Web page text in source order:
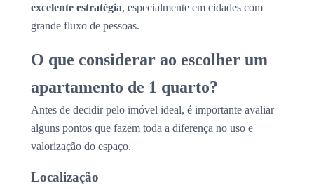
excelente estratégia, especialmente em cidades com
grande fluxo de pessoas.
O que considerar ao escolher um
apartamento de 1 quarto?
Antes de decidir pelo imóvel ideal, é importante avaliar
alguns pontos que fazem toda a diferença no uso e
valorização do espaço.
Localização